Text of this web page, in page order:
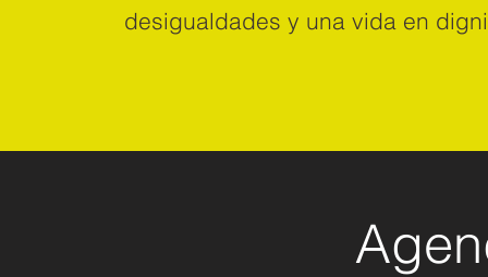
desigualdades y una vida en